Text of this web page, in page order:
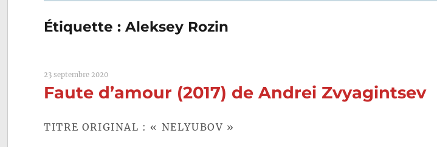
Étiquette :Aleksey Rozin
23 septembre 2020
Faute d’amour (2017) de Andrei Zvyagintsev
TITRE ORIGINAL : « NELYUBOV »